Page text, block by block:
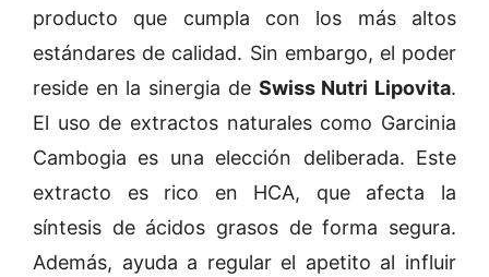
producto que cumpla con los más altos
estándares de calidad. Sin embargo, el poder
reside en la sinergia de Swiss Nutri Lipovita.
El uso de extractos naturales como Garcinia
Cambogia es una elección deliberada. Este
extracto es rico en HCA, que afecta la
síntesis de ácidos grasos de forma segura.
Además, ayuda a regular el apetito al influir